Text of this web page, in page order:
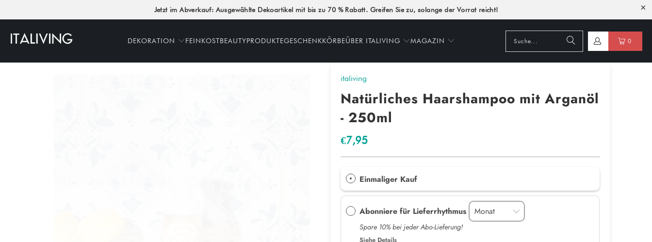
Jetzt im Abverkauf: Ausgewählte Dekoartikel mit bis zu 70 % Rabatt. Greifen Sie zu, solange der Vorrat reicht!
DEKORATION FEINKOSTBEAUTYPRODUKTEGESCHENKKÖRBEÜBER ITALIVING MAGAZIN 0
italiving
Natürliches Haarshampoo mit Arganöl
- 250ml
€7,95
Einmaliger Kauf
Abonniere für Lieferrhythmus
Spare 10% bei jeder Abo-Lieferung!
Siehe Details